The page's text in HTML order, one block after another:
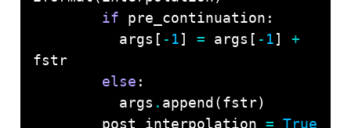
if
          args[
- 1] = args[ - 1] +
else
          args
.
        post_interpolation
= True